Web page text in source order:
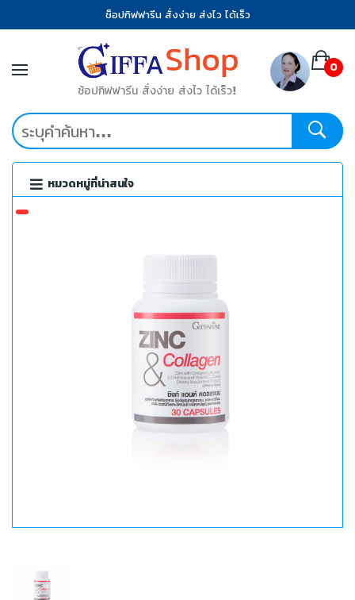
ช็อปกิฟฟารีน สั่งง่าย ส่งไว ได้เร็ว
ช้อปกิฟฟารีน สั่งง่าย ส่งไว ได้เร็ว!
0
หมวดหมู่ที่น่าสนใจ